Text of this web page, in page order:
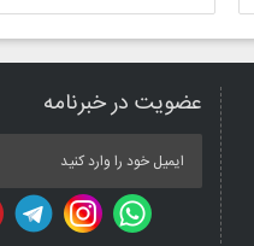
عضویت در خبرنامه